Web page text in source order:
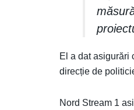
El a dat asigurări
direcție de
Nord Stream 1